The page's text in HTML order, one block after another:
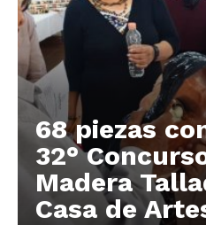
68 piezas
32°
Madera
Casa de